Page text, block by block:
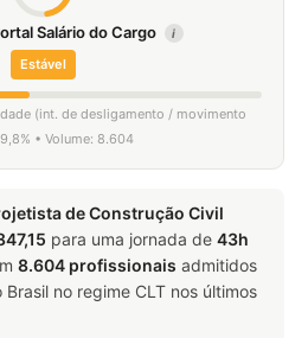
Salário do Cargo i
Estável
(int. de desligamento / movimento
• Volume: 8.604
de Construção Civil
para uma jornada de 43h
8.604 profissionais admitidos
no regime CLT nos últimos